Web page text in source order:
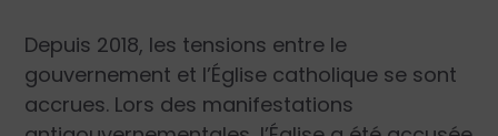
Depuis 2018, les tensions entre le
gouvernement et l’Église catholique se sont
accrues. Lors des manifestations